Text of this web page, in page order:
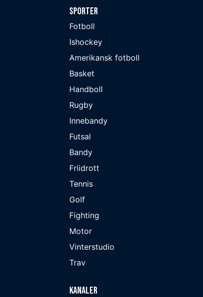
Sporter
Fotboll
Ishockey
Amerikansk fotboll
Basket
Handboll
Rugby
Innebandy
Futsal
Bandy
Friidrott
Tennis
Golf
Fighting
Motor
Vinterstudio
Trav
Kanaler